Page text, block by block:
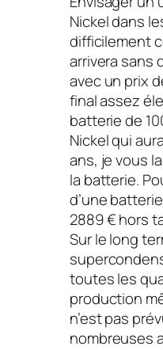
Nickel dans
difficilement
arrivera sans
avec un prix
final assez
batterie de
Nickel qui
ans, je vous
la batterie.
d’une
2889 € hors
Sur le long
toutes les
production
n’est pas
nombreuses